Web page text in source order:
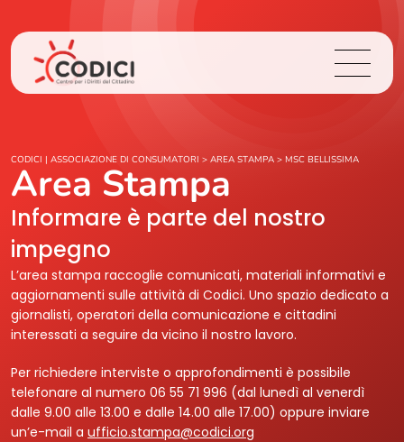
Chi Siamo
Cosa Facciamo
Area Stampa
Contatti
Login
CODICI | ASSOCIAZIONE DI CONSUMATORI > AREA STAMPA > MSC BELLISSIMA
Area Stampa
Informare è parte del nostro
impegno
L’area stampa raccoglie comunicati, materiali informativi e
aggiornamenti sulle attività di Codici. Uno spazio dedicato a
giornalisti, operatori della comunicazione e cittadini
interessati a seguire da vicino il nostro lavoro.
Per richiedere interviste o approfondimenti è possibile
telefonare al numero 06 55 71 996 (dal lunedì al venerdì
dalle 9.00 alle 13.00 e dalle 14.00 alle 17.00) oppure inviare
un’e-mail a ufficio.stampa@codici.org